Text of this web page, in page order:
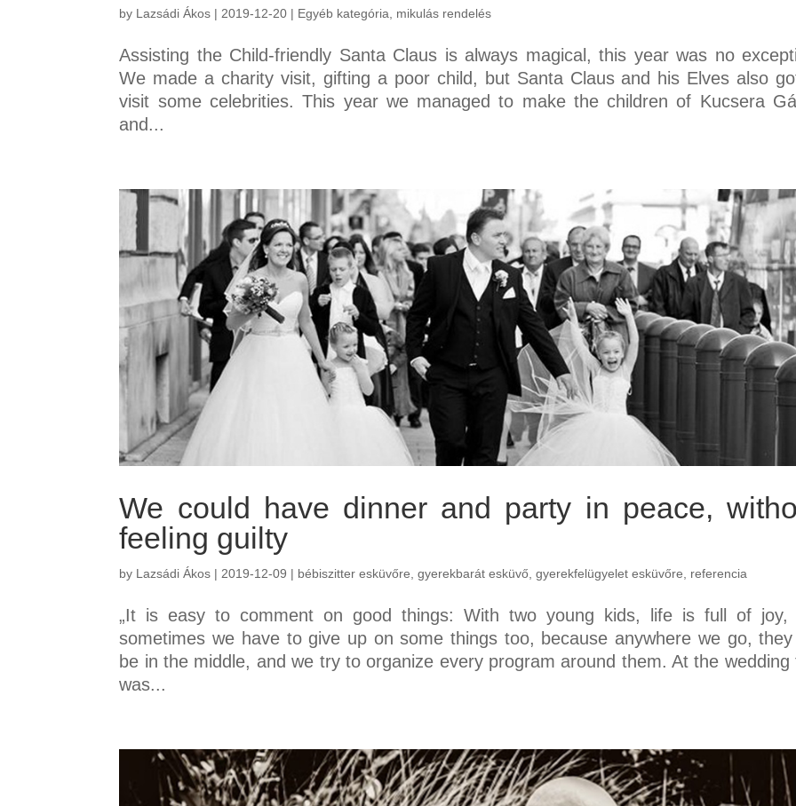
by Lazsádi Ákos | 2019-12-20 | Egyéb kategória mikulás rendelés
Assisting the Child-friendly Santa Claus is always magical, this year was no
We made a charity visit, gifting a poor child, but Santa Claus and his Elves also
visit some celebrities. This year we managed to make the children of Kucsera
and...
We could have dinner and party in peace,
feeling guilty
by Lazsádi Ákos |2019-12-09 | bébiszitter esküvőre,gyerekbarát esküvő,gyerekfelügyelet esküvőre, referencia
„It is easy to comment on good things: With two young kids, life is full of joy,
sometimes we have to give up on some things too, because anywhere we go, they
be in the middle, and we try to organize every program around them. At the wedding
was...